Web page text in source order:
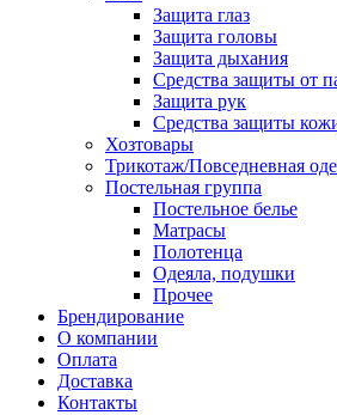
Защита глаз
Защита головы
Защита дыхания
Средства защиты от
Защита рук
Средства защиты
Хозтовары
Трикотаж/Повседневная
Постельная группа
Постельное белье
Матрасы
Полотенца
Одеяла, подушки
Прочее
Брендирование
О компании
Оплата
Доставка
Контакты